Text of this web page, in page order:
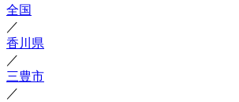
全国
／
香川県
／
三豊市
／